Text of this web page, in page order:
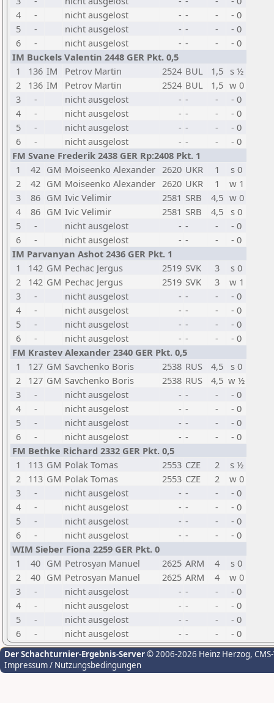
4
- nicht ausgelost - - -
- 0
5
- nicht ausgelost - - -
- 0
6
- nicht ausgelost - - -
- 0
IM Buckels Valentin 2448 GER Pkt. 0,5
1
136 IM Petrov Martin 2524 BUL 1,5
s ½
2
136 IM Petrov Martin 2524 BUL 1,5 w 0
3
- nicht ausgelost - - -
- 0
4
- nicht ausgelost - - -
- 0
5
- nicht ausgelost - - -
- 0
6
- nicht ausgelost - - -
- 0
FM Svane Frederik 2438 GER Rp:2408 Pkt. 1
1
42 GM Moiseenko Alexander 2620 UKR 1
s 0
2
42 GM Moiseenko Alexander 2620 UKR 1
w 1
3
86 GM Ivic Velimir 2581 SRB 4,5 w 0
4
86 GM Ivic Velimir 2581 SRB 4,5
s 0
5
- nicht ausgelost - - -
- 0
6
- nicht ausgelost - - -
- 0
IM Parvanyan Ashot 2436 GER Pkt. 1
1
142 GM Pechac Jergus 2519 SVK 3
s 0
2
142 GM Pechac Jergus 2519 SVK 3
w 1
3
- nicht ausgelost - - -
- 0
4
- nicht ausgelost - - -
- 0
5
- nicht ausgelost - - -
- 0
6
- nicht ausgelost - - -
- 0
FM Krastev Alexander 2340 GER Pkt. 0,5
1
127 GM Savchenko Boris 2538 RUS 4,5
s 0
2
127 GM Savchenko Boris 2538 RUS 4,5 w ½
3
- nicht ausgelost - - -
- 0
4
- nicht ausgelost - - -
- 0
5
- nicht ausgelost - - -
- 0
6
- nicht ausgelost - - -
- 0
FM Bethke Richard 2332 GER Pkt. 0,5
1
113 GM Polak Tomas 2553 CZE 2
s ½
2
113 GM Polak Tomas 2553 CZE 2
w 0
3
- nicht ausgelost - - -
- 0
4
- nicht ausgelost - - -
- 0
5
- nicht ausgelost - - -
- 0
6
- nicht ausgelost - - -
- 0
WIM Sieber Fiona 2259 GER Pkt. 0
1
40 GM Petrosyan Manuel 2625 ARM 4
s 0
2
40 GM Petrosyan Manuel 2625 ARM 4
w 0
3
- nicht ausgelost - - -
- 0
4
- nicht ausgelost - - -
- 0
5
- nicht ausgelost - - -
- 0
6
- nicht ausgelost - - - - 0
Der Schachturnier-Ergebnis-Server© 2006-2026 Heinz Herzog,
Impressum / Nutzungsbedingungen